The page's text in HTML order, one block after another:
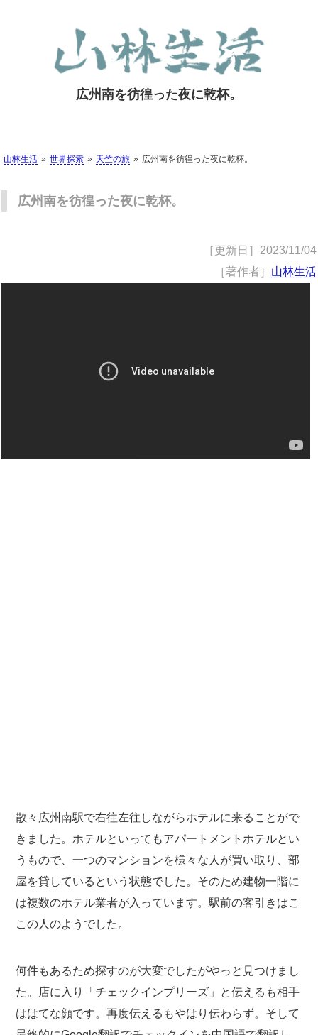
広州南を彷徨った夜に乾杯。
山林生活 世界探索 天竺の旅 広州南を彷徨った夜に乾杯。
広州南を彷徨った夜に乾杯。
［更新日］ 2023/11/04
［著作者］ 山林生活
散々広州南駅で右往左往しながらホテルに来ることがで
きました。ホテルといってもアパートメントホテルとい
うもので、一つのマンションを様々な人が買い取り、部
屋を貸しているという状態でした。そのため建物一階に
は複数のホテル業者が入っています。駅前の客引きはこ
この人のようでした。
何件もあるため探すのが大変でしたがやっと見つけまし
た。店に入り「チェックインプリーズ」と伝えるも相手
ははてな顔です。再度伝えるもやはり伝わらず。そして